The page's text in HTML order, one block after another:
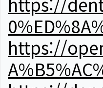
https://